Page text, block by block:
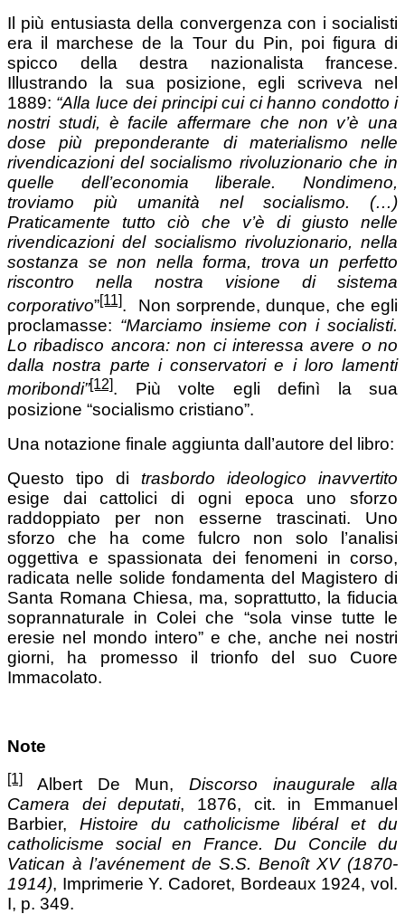
Il più entusiasta della convergenza con i socialisti
era il marchese de la Tour du Pin, poi figura di
spicco della destra nazionalista francese.
Illustrando la sua posizione, egli scriveva nel
1889: “Alla luce dei principi cui ci hanno condotto i
nostri studi, è facile affermare che non v’è una
dose più preponderante di materialismo nelle
rivendicazioni del socialismo rivoluzionario che in
quelle dell’economia liberale. Nondimeno,
troviamo più umanità nel socialismo. (…)
Praticamente tutto ciò che v’è di giusto nelle
rivendicazioni del socialismo rivoluzionario, nella
sostanza se non nella forma, trova un perfetto
riscontro nella nostra visione di sistema
corporativo”[11]. Non sorprende, dunque, che egli
proclamasse: “Marciamo insieme con i socialisti.
Lo ribadisco ancora: non ci interessa avere o no
dalla nostra parte i conservatori e i loro lamenti
moribondi”[12]. Più volte egli definì la sua
posizione “socialismo cristiano”.
Una notazione finale aggiunta dall’autore del libro:
Questo tipo di trasbordo ideologico inavvertito
esige dai cattolici di ogni epoca uno sforzo
raddoppiato per non esserne trascinati. Uno
sforzo che ha come fulcro non solo l’analisi
oggettiva e spassionata dei fenomeni in corso,
radicata nelle solide fondamenta del Magistero di
Santa Romana Chiesa, ma, soprattutto, la fiducia
soprannaturale in Colei che “sola vinse tutte le
eresie nel mondo intero” e che, anche nei nostri
giorni, ha promesso il trionfo del suo Cuore
Immacolato.
Note
[1] Albert De Mun,Discorso inaugurale alla
Camera dei deputati, 1876, cit. in Emmanuel
Barbier, Histoire du catholicisme libéral et du
catholicisme social en France. Du Concile du
Vatican à l’avénement de S.S. Benoît XV (1870-
1914), Imprimerie Y. Cadoret, Bordeaux 1924, vol.
I, p. 349.